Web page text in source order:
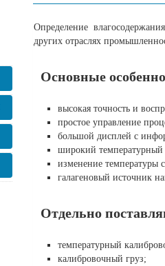
Определение
других отраслях
Основные
высокая точность и
простое управление
большой дисплей с
широкий температурный
изменение температуры
галагеновый источник
Отдельно
температурный
калибровочный груз;